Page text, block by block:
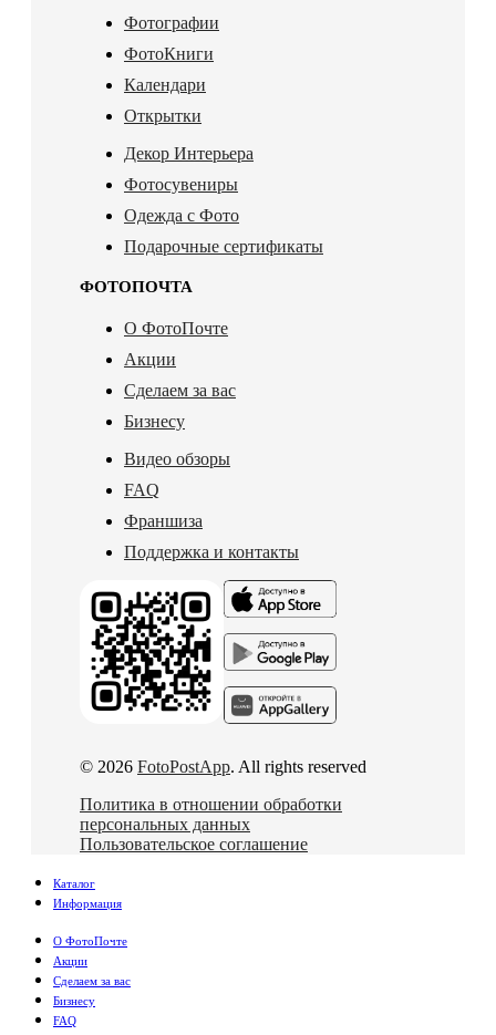
Фотографии
ФотоКниги
Календари
Открытки
Декор Интерьера
Фотосувениры
Одежда с Фото
Подарочные сертификаты
ФОТОПОЧТА
О ФотоПочте
Акции
Сделаем за вас
Бизнесу
Видео обзоры
FAQ
Франшиза
Поддержка и контакты
© 2026 FotoPostApp. All rights reserved
Политика в отношении обработки
персональных данных
Пользовательское соглашение
Каталог
Информация
О ФотоПочте
Акции
Сделаем за вас
Бизнесу
FAQ